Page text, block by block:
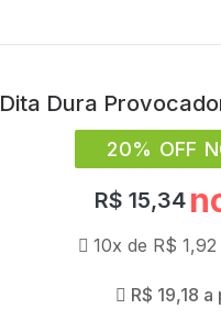
Dita Dura
20% OFF
R$ 15,34
10x de R$ 1,92
R$ 19,18 a